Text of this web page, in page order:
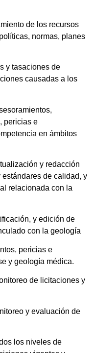
de los recursos
normas, planes
y tasaciones de
causadas a los
pericias e
en ámbitos
y redacción
de calidad, y
relacionada con la
y edición de
con la geología
pericias e
y geología médica.
de licitaciones y
y evaluación de
los niveles de